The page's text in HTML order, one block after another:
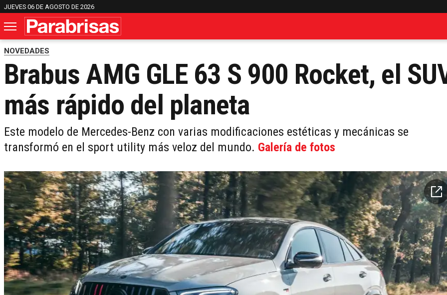
JUEVES 06 DE AGOSTO DE 2026
NOVEDADES
Brabus AMG GLE 63 S 900 Rocket, el
más rápido del planeta
Este modelo de Mercedes-Benz con varias modificaciones estéticas y mecánicas se
transformó en el sport utility más veloz del mundo. Galería de fotos